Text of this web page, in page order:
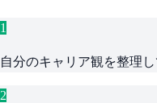
1
自分のキャリア観を整理し
2